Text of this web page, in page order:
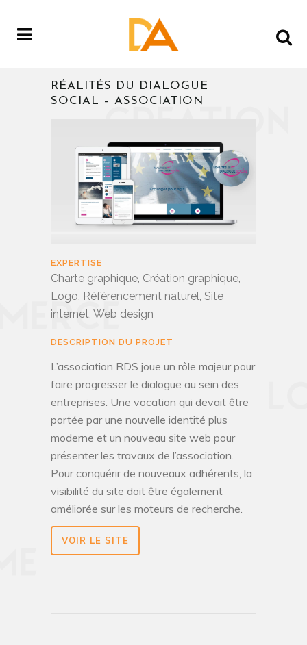
RÉALITÉS DU DIALOGUE
SOCIAL – ASSOCIATION
EXPERTISE
Charte graphique, Création graphique,
Logo, Référencement naturel, Site
internet, Web design
DESCRIPTION DU PROJET
L’association RDS joue un rôle majeur pour
faire progresser le dialogue au sein des
entreprises. Une vocation qui devait être
portée par une nouvelle identité plus
moderne et un nouveau site web pour
présenter les travaux de l’association.
Pour conquérir de nouveaux adhérents, la
visibilité du site doit être également
améliorée sur les moteurs de recherche.
VOIR LE SITE